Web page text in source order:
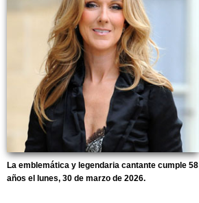
La emblemática y legendaria cantante cumple 58
años el lunes, 30 de marzo de 2026.